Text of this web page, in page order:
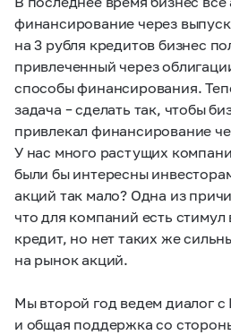
финансирование через
на 3 рубля кредитов бизнес
привлеченный через
способы финансирования.
задача – сделать так, чтобы
привлекал финансирование
У нас много растущих
были бы интересны
акций так мало? Одна из
что для компаний есть стимул
кредит, но нет таких же
на рынок акций.
Мы второй год ведем диалог с
и общая поддержка со